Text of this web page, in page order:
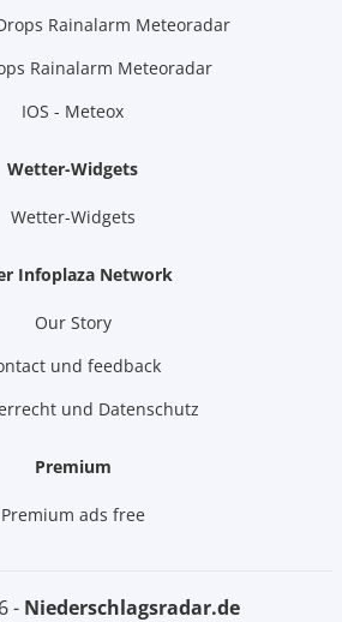
Rainalarm Meteoradar
Rainalarm Meteoradar
IOS - Meteox
Wetter-Widgets
Wetter-Widgets
Infoplaza Network
Our Story
und feedback
und Datenschutz
Premium
Premium ads free
- niederschlagsradar.de